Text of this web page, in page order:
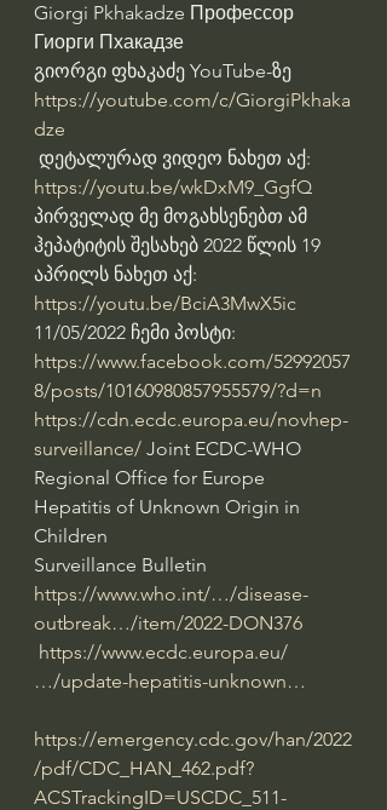
Giorgi Pkhakadze Профессор
Гиорги Пхакадзе
გიორგი ფხაკაძე YouTube-ზე
https://youtube.com/c/GiorgiPkhaka
dze
დეტალურად ვიდეო ნახეთ აქ:
https://youtu.be/wkDxM9_GgfQ
პირველად მე მოგახსენებთ ამ
ჰეპატიტის შესახებ 2022 წლის 19
აპრილს ნახეთ აქ:
https://youtu.be/BciA3MwX5ic
11/05/2022 ჩემი პოსტი:
https://www.facebook.com/52992057
8/posts/10160980857955579/?d=n
https://cdn.ecdc.europa.eu/novhep-
surveillance/ Joint ECDC-WHO
Regional Office for Europe
Hepatitis of Unknown Origin in
Children
Surveillance Bulletin
https://www.who.int/…/disease-
outbreak…/item/2022-DON376
https://www.ecdc.europa.eu/
…/update-hepatitis-unknown…
https://emergency.cdc.gov/han/2022
/pdf/CDC_HAN_462.pdf?
ACSTrackingID=USCDC_511-